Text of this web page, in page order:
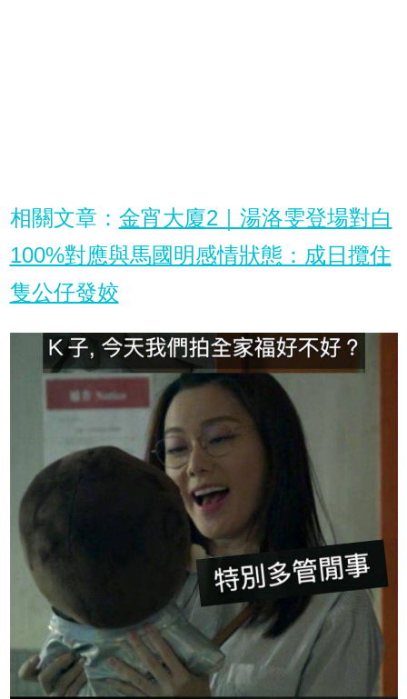
相關文章： 金宵大廈2｜湯洛雯登場對白
100%對應與馬國明感情狀態：成日攬住
隻公仔發姣